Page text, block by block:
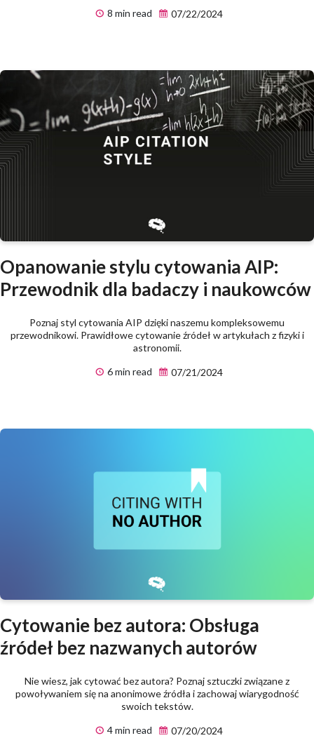
8 min read
07/22/2024
Opanowanie stylu cytowania AIP:
Przewodnik dla badaczy i naukowców
Poznaj styl cytowania AIP dzięki naszemu kompleksowemu
przewodnikowi. Prawidłowe cytowanie źródeł w artykułach z fizyki i
astronomii.
6 min read
07/21/2024
Cytowanie bez autora: Obsługa
źródeł bez nazwanych autorów
Nie wiesz, jak cytować bez autora? Poznaj sztuczki związane z
powoływaniem się na anonimowe źródła i zachowaj wiarygodność
swoich tekstów.
4 min read
07/20/2024